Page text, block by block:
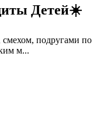
Детей☀️
подругами по
м...